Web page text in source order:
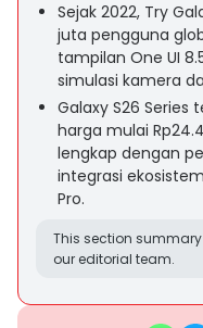
Sejak 2022, Try
juta pengguna
tampilan One UI
simulasi kamera
Galaxy S26 Series
harga mulai
lengkap dengan
integrasi
Pro.
This section
our editorial team.